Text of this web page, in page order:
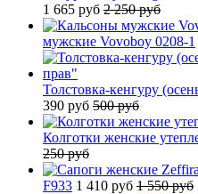
1 665 руб 2 250 руб
мужские Vovoboy 0208-1
Толстовка-кенгуру
390 руб 500 руб
Колготки женские
250 руб
F933 1 410 руб 1 550 руб